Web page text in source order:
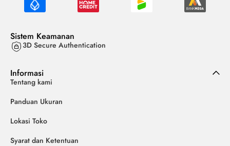
Sistem Keamanan
3D Secure Authentication
Informasi
Tentang kami
Panduan Ukuran
Lokasi Toko
Syarat dan Ketentuan